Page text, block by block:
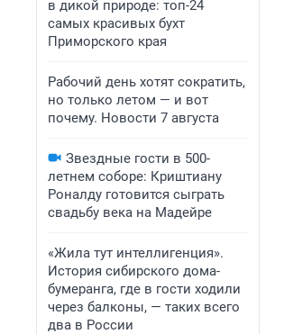
в дикой природе: топ-24
самых красивых бухт
Приморского края
Рабочий день хотят сократить,
но только летом — и вот
почему. Новости 7 августа
Звездные гости в 500-
летнем соборе: Криштиану
Роналду готовится сыграть
свадьбу века на Мадейре
«Жила тут интеллигенция».
История сибирского дома-
бумеранга, где в гости ходили
через балконы, — таких всего
два в России